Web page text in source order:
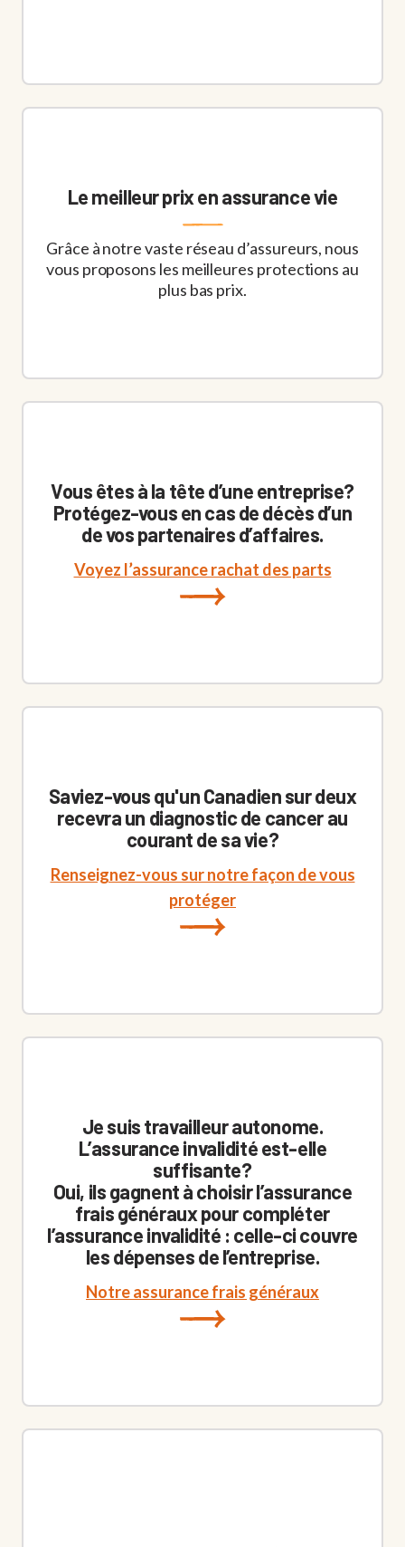
Le meilleur prix en assurance vie
Grâce à notre vaste réseau d’assureurs, nous
vous proposons les meilleures protections au
plus bas prix.
Vous êtes à la tête d’une entreprise?
Protégez-vous en cas de décès d’un
de vos partenaires d’affaires.
Voyez l’assurance rachat des parts
Saviez-vous qu'un Canadien sur deux
recevra un diagnostic de cancer au
courant de sa vie?
Renseignez-vous sur notre façon de vous
protéger
Je suis travailleur autonome.
L’assurance invalidité est-elle
suffisante?
Oui, ils gagnent à choisir l’assurance
frais généraux pour compléter
l’assurance invalidité : celle-ci couvre
les dépenses de l’entreprise.
Notre assurance frais généraux